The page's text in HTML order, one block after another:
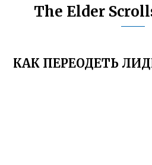
The Elder
КАК ПЕРЕОДЕТЬ